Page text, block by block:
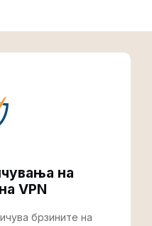
на
VPN
брзините на